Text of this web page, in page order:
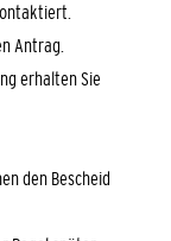
Antrag.
erhalten Sie
den Bescheid